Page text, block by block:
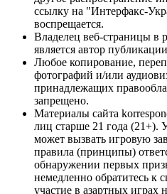
ссылку на "Интерфакс-
воспрещается.
Владелец веб-страницы в
является автор
Любое копирование,
фотографий и/или
принадлежащих
запрещено.
Материалы сайта
лиц старше 21 года (21+).
может вызвать игровую
правила (принципы)
обнаружении первых
немедленно обратитесь к
участие в азартных играх